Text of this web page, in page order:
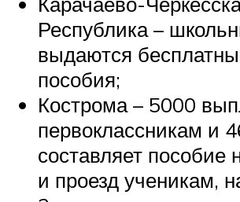
Республика –
выдаются
пособия;
Кострома – 5000
первоклассникам и
составляет пособие
и проезд ученикам,